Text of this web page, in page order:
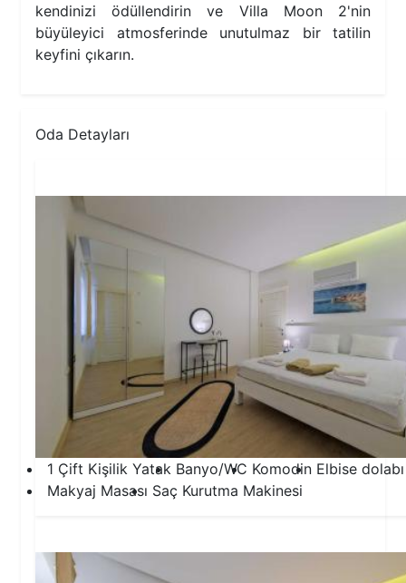
kendinizi ödüllendirin ve Villa Moon 2'nin
büyüleyici atmosferinde unutulmaz bir tatilin
keyfini çıkarın.
Oda Detayları
1 Çift Kişilik Yatak Banyo/WC Komodin Elbise dolabı
Makyaj Masası Saç Kurutma Makinesi